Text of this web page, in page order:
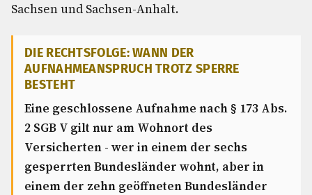
Sachsen und Sachsen-Anhalt.
DIE RECHTSFOLGE: WANN DER
AUFNAHMEANSPRUCH TROTZ SPERRE
BESTEHT
Eine geschlossene Aufnahme nach § 173 Abs.
2 SGB V gilt nur am Wohnort des
Versicherten - wer in einem der sechs
gesperrten Bundesländer wohnt, aber in
einem der zehn geöffneten Bundesländer